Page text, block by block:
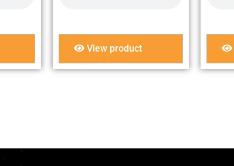
View product